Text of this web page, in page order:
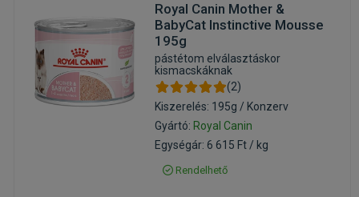
Royal Canin Mother &
BabyCat Instinctive Mousse
195g
pástétom elválasztáskor
kismacskáknak
(2)
Kiszerelés: 195g / Konzerv
Gyártó: Royal Canin
Egységár: 6 615 Ft / kg
Rendelhető